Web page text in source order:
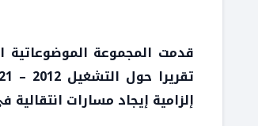
قدمت المجموعة الموضوعاتية
تقريرا حول التشغيل 2012 – 2021، أمس الأربعاء بمقر مجلس المستشارين
إلزامية إيجاد مسارات